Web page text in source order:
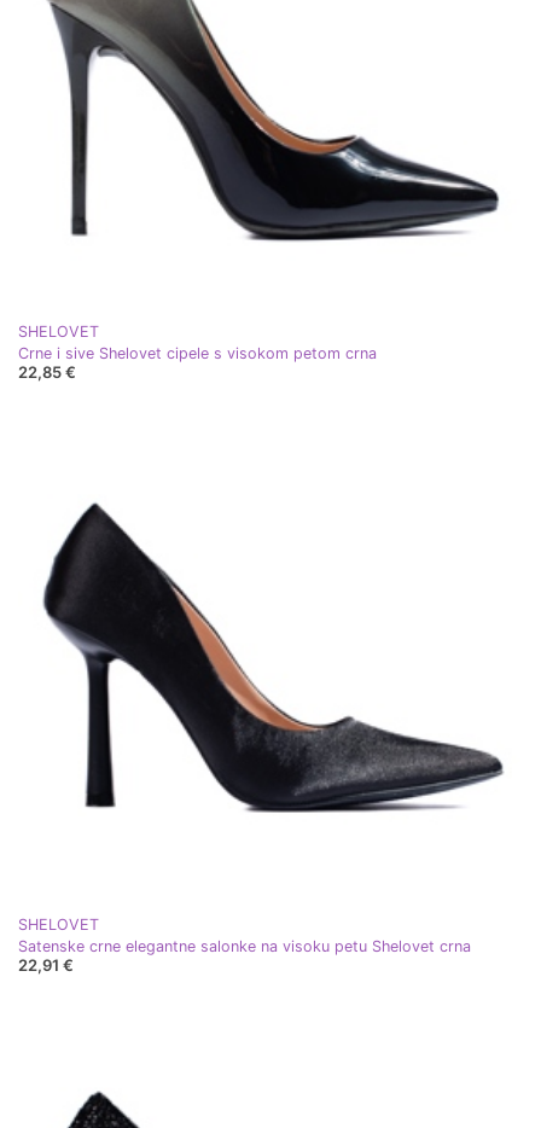
SHELOVET
Crne i sive Shelovet cipele s visokom petom crna
22,85 €
SHELOVET
Satenske crne elegantne salonke na visoku petu Shelovet crna
22,91 €